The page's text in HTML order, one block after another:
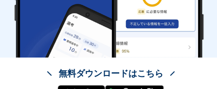
無料ダウンロードはこちら